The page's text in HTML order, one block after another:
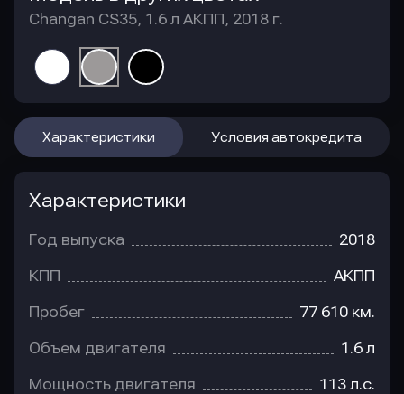
Changan CS35, 1.6 л АКПП, 2018 г.
Характеристики Условия автокредита
Характеристики
Год выпуска 2018
КПП АКПП
Пробег 77 610 км.
Объем двигателя 1.6 л
Мощность двигателя 113 л.с.